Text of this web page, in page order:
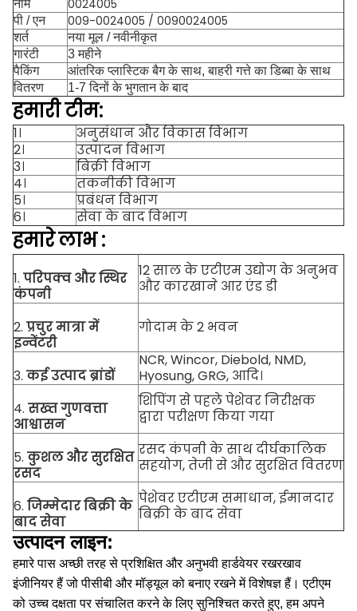
नाम
0024005
पी / एन 009-0024005 / 0090024005
शर्त
नया मूल / नवीनीकृत
गारंटी
3 महीने
पैकिंग
आंतरिक प्लास्टिक बैग के साथ, बाहरी गत्ते का डिब्बा के साथ
वितरण
1-7 दिनों के भुगतान के बाद
हमारी टीम:
1।
अनुसंधान और विकास विभाग
2।
उत्पादन विभाग
3।
बिक्री विभाग
4।
तकनीकी विभाग
5।
प्रबंधन विभाग
6।
सेवा के बाद विभाग
हमारेलाभ :
1. परिपक्व और स्थिर
कंपनी
12 साल के एटीएम उद्योग के अनुभव
और कारखाने आर एंड डी
2. प्रचुर मात्रा में
इन्वेंटरी
गोदाम के 2 भवन
3. कई उत्पाद ब्रांडों
NCR, Wincor, Diebold, NMD,
Hyosung, GRG, आदि।
4. सख्त गुणवत्ता
आश्वासन
शिपिंग से पहले पेशेवर निरीक्षक
द्वारा परीक्षण किया गया
5. कुशल और सुरक्षित
रसद
रसद कंपनी के साथ दीर्घकालिक
सहयोग, तेजी से और सुरक्षित वितरण
6. जिम्मेदार बिक्री के
बाद सेवा
पेशेवर एटीएम समाधान, ईमानदार
बिक्री के बाद सेवा
उत्पादन लाइन:
हमारे पास अच्छी तरह से प्रशिक्षित और अनुभवी हार्डवेयर रखरखाव
इंजीनियर हैं जो पीसीबी और मॉड्यूल को बनाए रखने में विशेषज्ञ हैं। एटीएम
को उच्च दक्षता पर संचालित करने के लिए सुनिश्चित करते हुए, हम अपने